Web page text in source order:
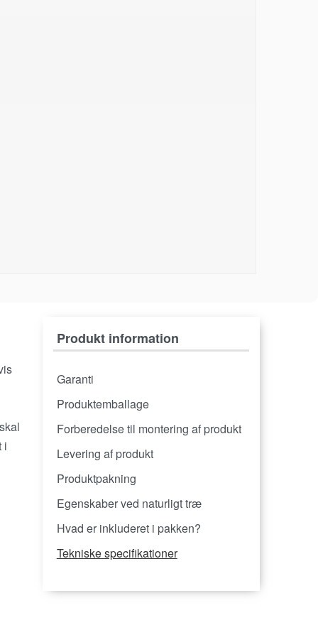
i
Produkt information
Garanti
Produktemballage
Forberedelse til montering af produkt
Levering af produkt
Produktpakning
Egenskaber ved naturligt træ
Hvad er inkluderet i pakken?
Tekniske specifikationer